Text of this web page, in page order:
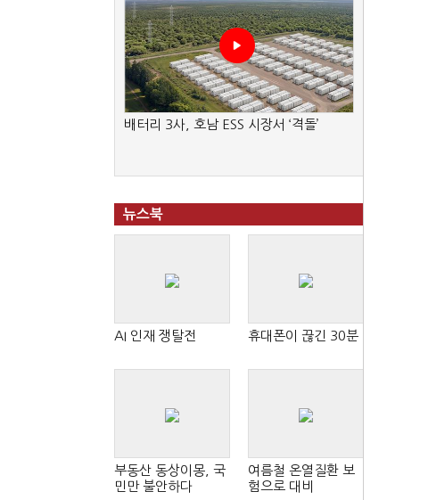
배터리 3사, 호남 ESS 시장서 ‘격돌’
뉴스북
AI 인재 쟁탈전 휴대폰이 끊긴 30분
부동산 동상이몽, 국
민만 불안하다
여름철 온열질환 보
험으로 대비